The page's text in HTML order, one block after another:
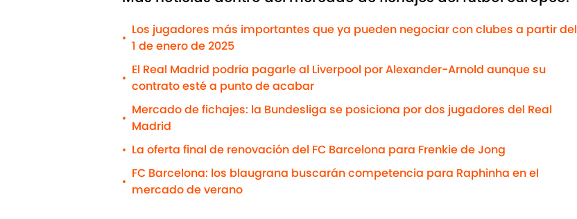
•
Los jugadores más importantes que ya pueden negociar con clubes a partir del
1 de enero de 2025
•
El Real Madrid podría pagarle al Liverpool por Alexander-Arnold aunque su
contrato esté a punto de acabar
•
Mercado de fichajes: la Bundesliga se posiciona por dos jugadores del Real
Madrid
• La oferta final de renovación del FC Barcelona para Frenkie de Jong
•
FC Barcelona: los blaugrana buscarán competencia para Raphinha en el
mercado de verano